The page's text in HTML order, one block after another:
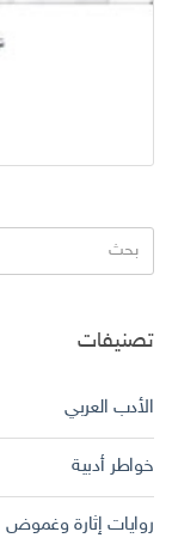
البحث
عن:
تصنيفات
الأدب العربي
خواطر أدبية
روايات إثارة وغموض